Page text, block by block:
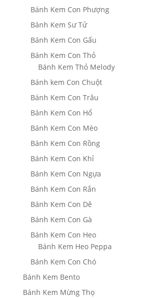
Bánh Kem Con Phượng
Bánh Kem Sư Tử
Bánh Kem Con Gấu
Bánh Kem Con Thỏ
Bánh Kem Thỏ Melody
Bánh kem Con Chuột
Bánh Kem Con Trâu
Bánh Kem Con Hổ
Bánh Kem Con Mèo
Bánh Kem Con Rồng
Bánh Kem Con Khỉ
Bánh Kem Con Ngựa
Bánh Kem Con Rắn
Bánh Kem Con Dê
Bánh Kem Con Gà
Bánh Kem Con Heo
Bánh Kem Heo Peppa
Bánh Kem Con Chó
Bánh Kem Bento
Bánh Kem Mừng Thọ